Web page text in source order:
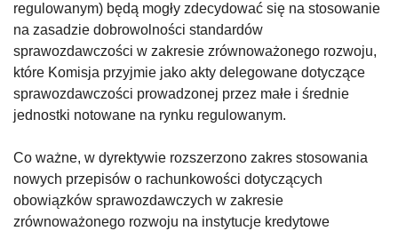
regulowanym) będą mogły zdecydować się na stosowanie
na zasadzie dobrowolności standardów
sprawozdawczości w zakresie zrównoważonego rozwoju,
które Komisja przyjmie jako akty delegowane dotyczące
sprawozdawczości prowadzonej przez małe i średnie
jednostki notowane na rynku regulowanym.
Co ważne, w dyrektywie rozszerzono zakres stosowania
nowych przepisów o rachunkowości dotyczących
obowiązków sprawozdawczych w zakresie
zrównoważonego rozwoju na instytucje kredytowe